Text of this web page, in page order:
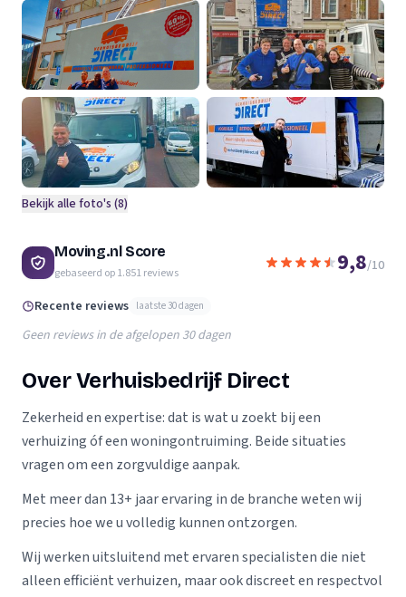
Bekijk alle foto's (8)
Moving.nl Score
gebaseerd op1.851reviews 9,8/10
Recente reviews laatste 30 dagen
Geen reviews in de afgelopen 30 dagen
Over Verhuisbedrijf Direct
Zekerheid en expertise: dat is wat u zoekt bij een
verhuizing óf een woningontruiming. Beide situaties
vragen om een zorgvuldige aanpak.
Met meer dan 13+ jaar ervaring in de branche weten wij
precies hoe we u volledig kunnen ontzorgen.
Wij werken uitsluitend met ervaren specialisten die niet
alleen efficiënt verhuizen, maar ook discreet en respectvol